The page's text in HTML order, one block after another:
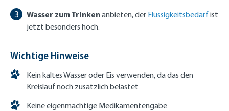
Wasser zum Trinkenanbieten, der Flüssigkeitsbedarfist
jetzt besonders hoch.
Wichtige Hinweise
Kein kaltes Wasser oder Eis verwenden, da das den
Kreislauf noch zusätzlich belastet
Keine eigenmächtige Medikamentengabe